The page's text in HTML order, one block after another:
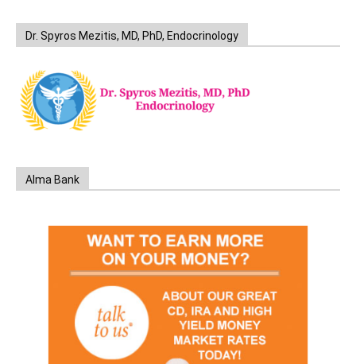
Dr. Spyros Mezitis, MD, PhD, Endocrinology
Alma Bank